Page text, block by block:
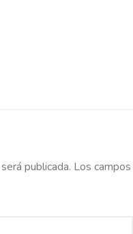
publicada. Los campos